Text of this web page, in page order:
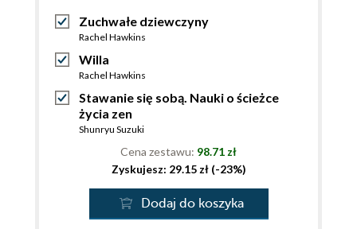
Zuchwałe dziewczyny
Rachel Hawkins
Willa
Rachel Hawkins
Stawanie się sobą. Nauki o ścieżce
życia zen
Shunryu Suzuki
Cena zestawu: 98.71 zł
Zyskujesz: 29.15 zł (-23%)
Dodaj do koszyka